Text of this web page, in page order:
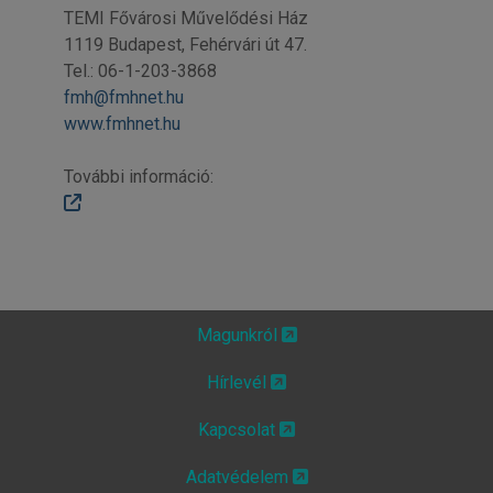
TEMI Fővárosi Művelődési Ház
1119 Budapest, Fehérvári út 47.
Tel.: 06-1-203-3868
fmh@fmhnet.hu
www.fmhnet.hu
További információ:
Magunkról
Hírlevél
Kapcsolat
Adatvédelem